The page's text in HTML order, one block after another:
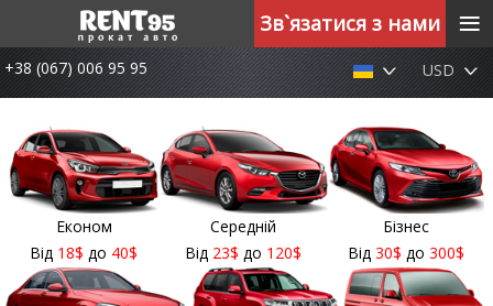
+38 (067) 006 95 95 USD
Економ
Від 18$ до 40$
Середній
Від 23$ до 120$
Бізнес
Від 30$ до 300$
Зв`язатися з нами ≡